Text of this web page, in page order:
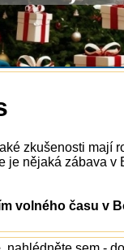
zkušenosti mají
je nějaká zábava
volného času v